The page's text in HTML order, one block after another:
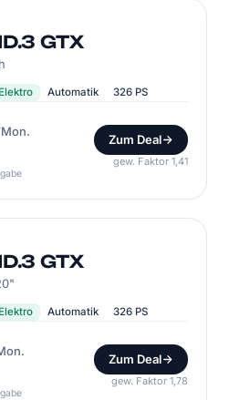
GTX
Elektro Automatik 326 PS
Zum Deal
gew. Faktor 1,41
GTX
Elektro Automatik 326 PS
Zum Deal
gew. Faktor 1,78